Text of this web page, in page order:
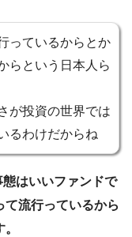
っているからとか
らという日本人ら
が投資の世界では
るわけだからね
はいいファンドで
流行っているから